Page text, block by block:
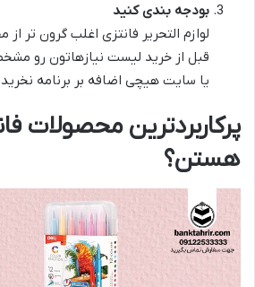
بودجه بندی کنید
لوازم التحریر فانتزی اغلب گرون تر
قبل از خرید لیست نیازهاتون رو
یا سایت هیچی اضافه بر برنامه
پرکاربردترین محصولات
هستن؟